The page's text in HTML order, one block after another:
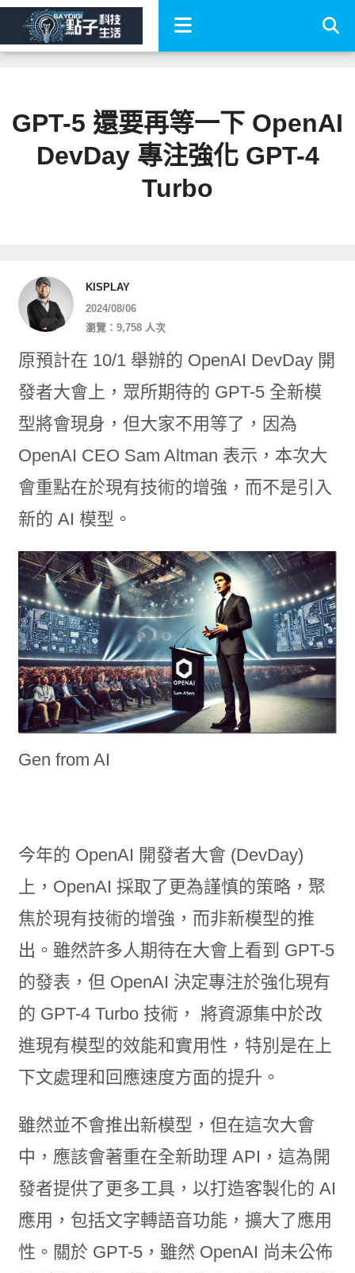
GPT-5 還要再等一下 OpenAI
DevDay 專注強化 GPT-4
Turbo
KISPLAY
2024/08/06
瀏覽：9,758 人次
原預計在 10/1 舉辦的 OpenAI DevDay 開
發者大會上，眾所期待的 GPT-5 全新模
型將會現身，但大家不用等了，因為
OpenAI CEO Sam Altman 表示，本次大
會重點在於現有技術的增強，而不是引入
新的 AI 模型。
Gen from AI
今年的 OpenAI 開發者大會 (DevDay)
上，OpenAI 採取了更為謹慎的策略，聚
焦於現有技術的增強，而非新模型的推
出。雖然許多人期待在大會上看到 GPT-5
的發表，但 OpenAI 決定專注於強化現有
的 GPT-4 Turbo 技術， 將資源集中於改
進現有模型的效能和實用性，特別是在上
下文處理和回應速度方面的提升。
雖然並不會推出新模型，但在這次大會
中，應該會著重在全新助理 API，這為開
發者提供了更多工具，以打造客製化的 AI
應用，包括文字轉語音功能，擴大了應用
性。關於 GPT-5，雖然 OpenAI 尚未公佈